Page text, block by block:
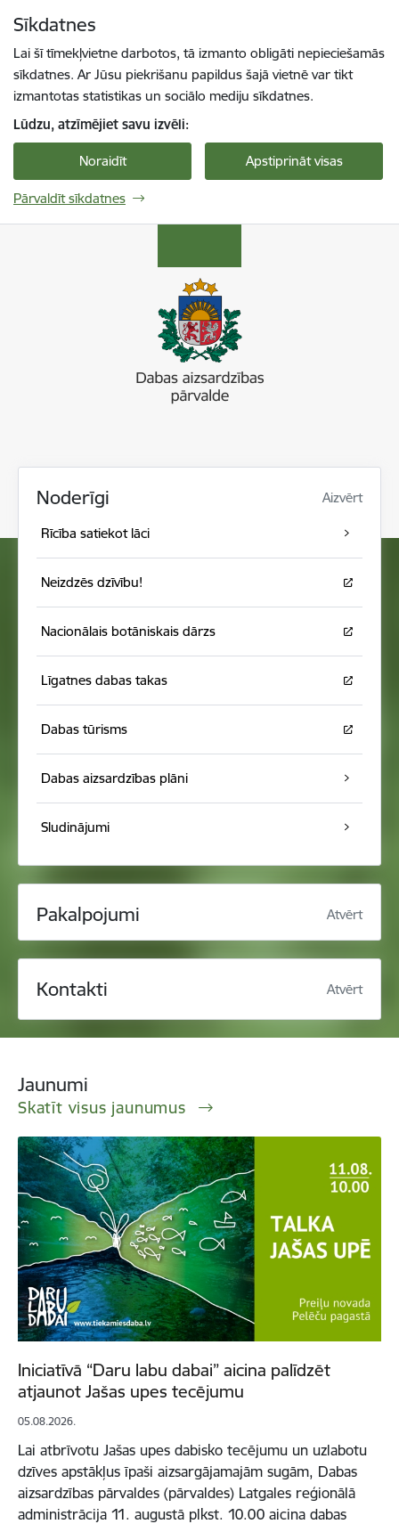
Sīkdatnes
Lai šī tīmekļvietne darbotos, tā izmanto obligāti nepieciešamās
sīkdatnes. Ar Jūsu piekrišanu papildus šajā vietnē var tikt
izmantotas statistikas un sociālo mediju sīkdatnes.
Lūdzu, atzīmējiet savu izvēli:
Noraidīt Apstiprināt visas
Pārvaldīt sīkdatnes
Noderīgi Aizvērt
Rīcība satiekot lāci
Neizdzēs dzīvību!
Nacionālais botāniskais dārzs
Līgatnes dabas takas
Dabas tūrisms
Dabas aizsardzības plāni
Sludinājumi
Pakalpojumi Atvērt
Kontakti Atvērt
Jaunumi
Skatīt visus jaunumus
Iniciatīvā “Daru labu dabai” aicina palīdzēt
atjaunot Jašas upes tecējumu
05.08.2026.
Lai atbrīvotu Jašas upes dabisko tecējumu un uzlabotu
dzīves apstākļus īpaši aizsargājamajām sugām, Dabas
aizsardzības pārvaldes (pārvaldes) Latgales reģionālā
administrācija 11. augustā plkst. 10.00 aicina dabas